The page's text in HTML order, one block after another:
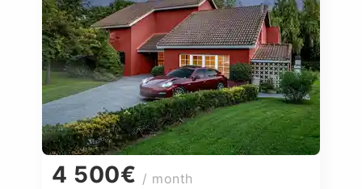
4 500€ / month